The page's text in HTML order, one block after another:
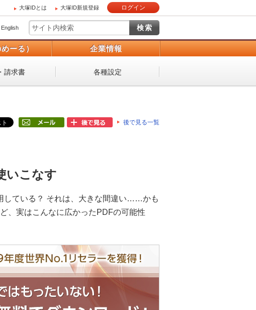
大塚IDとは 大塚ID新規登録 ログイン
English
ーる） 企業情報
請求書 各種設定
後で見る一覧
いこなす
している？ それは、大きな間違い……かも
、実はこんなに広かったPDFの可能性